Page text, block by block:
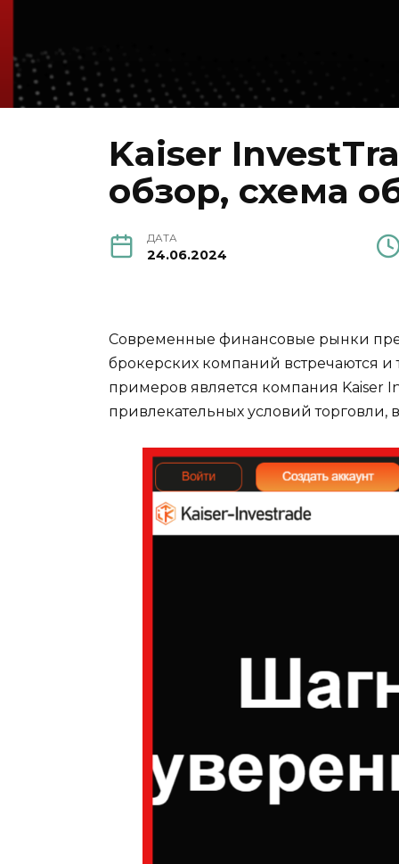
Kaiser
обзор, схема
ДАТА
24.06.2024
Современные финансовые рынки
брокерских компаний встречаются и
примеров является компания Kaiser
привлекательных условий торговли,